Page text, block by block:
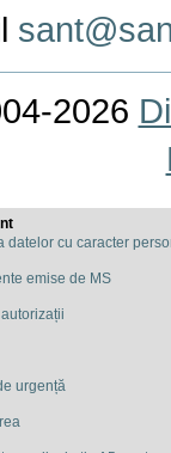
2026
datelor cu caracter
emise de MS
urgență